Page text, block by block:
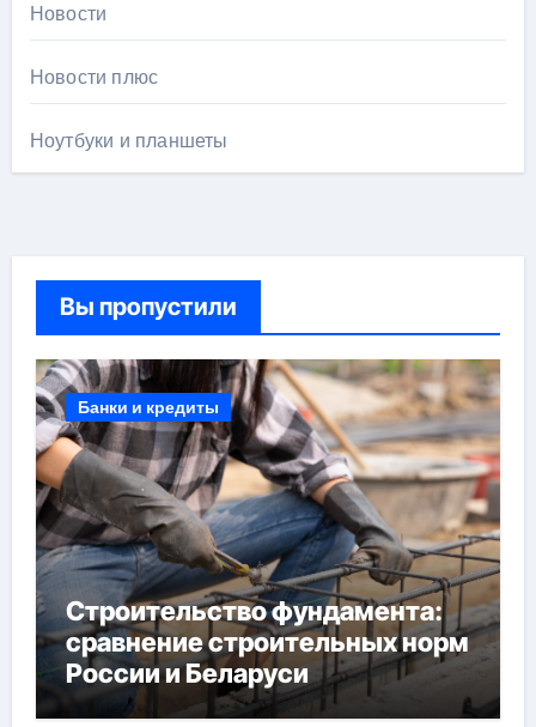
Новости
Новости плюс
Ноутбуки и планшеты
Вы пропустили
Банки и кредиты
Строительство фундамента:
сравнение строительных норм
России и Беларуси